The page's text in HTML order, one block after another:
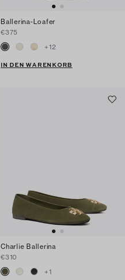
Ballerina-Loafer
€375
+12
IN DEN WARENKORB
Charlie Ballerina
€310
+1